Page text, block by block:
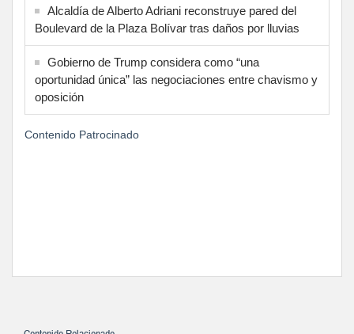
Alcaldía de Alberto Adriani reconstruye pared del
Boulevard de la Plaza Bolívar tras daños por lluvias
Gobierno de Trump considera como “una
oportunidad única” las negociaciones entre chavismo y
oposición
Contenido Patrocinado